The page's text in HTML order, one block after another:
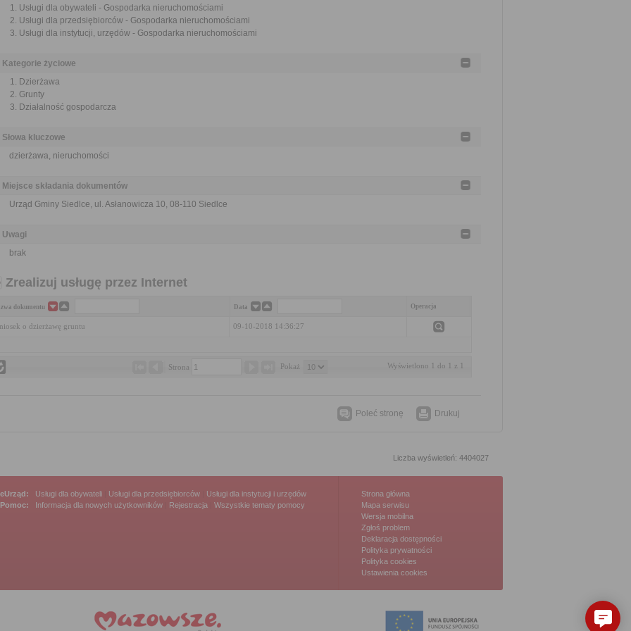
Usługi dla obywateli - Gospodarka nieruchomościami
Usługi dla przedsiębiorców - Gospodarka nieruchomościami
Usługi dla instytucji, urzędów - Gospodarka nieruchomościami
Kategorie życiowe
Dzierżawa
Grunty
Działalność gospodarcza
Słowa kluczowe
dzierżawa, nieruchomości
Miejsce składania dokumentów
Urząd Gminy Siedlce, ul. Asłanowicza 10, 08-110 Siedlce
Uwagi
brak
Zrealizuj usługę przez Internet
dokumentu Data Operacja
o dzierżawę gruntu 09-10-2018 14:36:27
Strona Pokaż Wyświetlono 1 do 1 z 1
Poleć stronę Drukuj
Liczba wyświetleń: 4404027
eUrząd: Usługi dla obywateli Usługi dla przedsiębiorców
Usługi dla instytucji i urzędów
Pomoc:
Informacja dla nowych użytkowników Rejestracja |Wszystkie tematy pomocy
Strona główna
Mapa serwisu
Wersja mobilna
Zgłoś problem
Deklaracja dostępności
Polityka prywatności
Polityka cookies
Ustawienia cookies